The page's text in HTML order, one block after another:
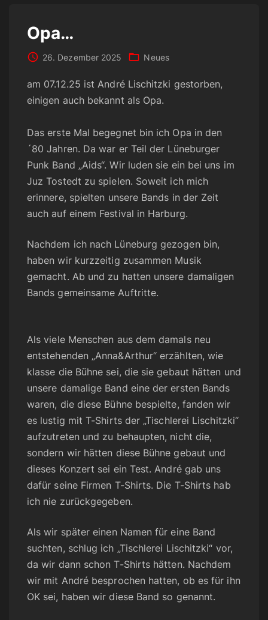
Opa…
26. Dezember 2025 Neues
am 07.12.25 ist André Lischitzki gestorben,
einigen auch bekannt als Opa.
Das erste Mal begegnet bin ich Opa in den
´80 Jahren. Da war er Teil der Lüneburger
Punk Band „Aids“. Wir luden sie ein bei uns im
Juz Tostedt zu spielen. Soweit ich mich
erinnere, spielten unsere Bands in der Zeit
auch auf einem Festival in Harburg.
Nachdem ich nach Lüneburg gezogen bin,
haben wir kurzzeitig zusammen Musik
gemacht. Ab und zu hatten unsere damaligen
Bands gemeinsame Auftritte.
Als viele Menschen aus dem damals neu
entstehenden „Anna&Arthur“ erzählten, wie
klasse die Bühne sei, die sie gebaut hätten und
unsere damalige Band eine der ersten Bands
waren, die diese Bühne bespielte, fanden wir
es lustig mit T-Shirts der „Tischlerei Lischitzki“
aufzutreten und zu behaupten, nicht die,
sondern wir hätten diese Bühne gebaut und
dieses Konzert sei ein Test. André gab uns
dafür seine Firmen T-Shirts. Die T-Shirts hab
ich nie zurückgegeben.
Als wir später einen Namen für eine Band
suchten, schlug ich „Tischlerei Lischitzki“ vor,
da wir dann schon T-Shirts hätten. Nachdem
wir mit André besprochen hatten, ob es für ihn
OK sei, haben wir diese Band so genannt.